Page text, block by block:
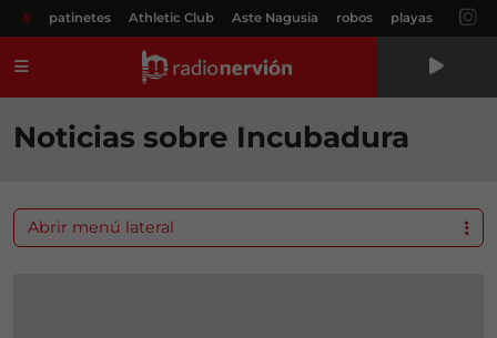
# patinetes Athletic Club Aste Nagusia robos playas
Noticias sobre Incubadura
Abrir menú lateral